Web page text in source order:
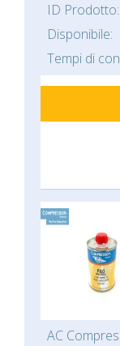
ID Prodotto:
Disponibile:
Tempi di
AC